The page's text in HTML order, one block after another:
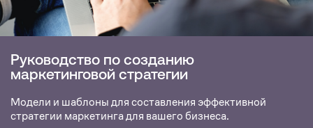
Руководство по созданию
маркетинговой стратегии
Модели и шаблоны для составления эффективной
стратегии маркетинга для вашего бизнеса.